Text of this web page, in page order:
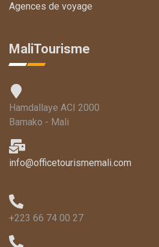
Agences de voyage
MaliTourisme
Hamdallaye ACI 2000
Bamako - Mali
info@officetourismemali.com
+223 66 74 00 27